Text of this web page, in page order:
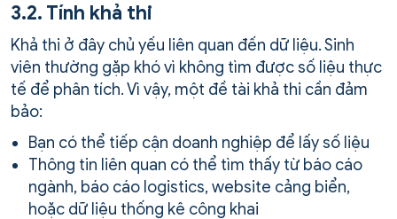
3.2. Tính khả thi
Khả thi ở đây chủ yếu liên quan đến dữ liệu. Sinh
viên thường gặp khó vì không tìm được số liệu thực
tế để phân tích. Vì vậy, một đề tài khả thi cần đảm
bảo:
Bạn có thể tiếp cận doanh nghiệp để lấy số liệu
Thông tin liên quan có thể tìm thấy từ báo cáo
ngành, báo cáo logistics, website cảng biển,
hoặc dữ liệu thống kê công khai